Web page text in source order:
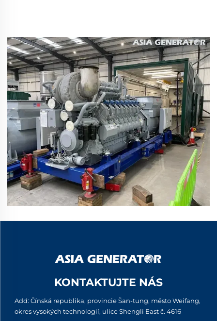
KONTAKTUJTE NÁS
Add: Čínská republika, provincie Šan-tung, město Weifang,
okres vysokých technologií, ulice Shengli East č. 4616